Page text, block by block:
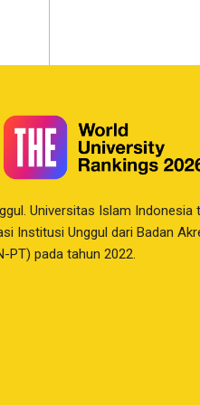
Universitas Islam Indonesia
Institusi Unggul dari Badan
PT) pada tahun 2022.